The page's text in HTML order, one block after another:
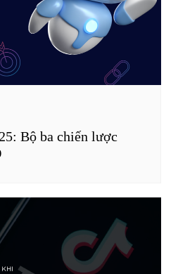
Bộ ba chiến lược